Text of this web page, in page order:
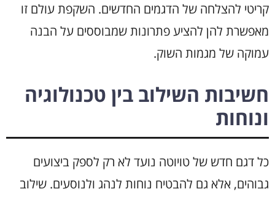
קריטי להצלחה של הדגמים החדשים. השקפת עולם זו
מאפשרת להן להציע פתרונות שמבוססים על הבנה
עמוקה של מגמות השוק.
חשיבות השילוב בין טכנולוגיה
ונוחות
כל דגם חדש של טויוטה נועד לא רק לספק ביצועים
גבוהים, אלא גם להבטיח נוחות לנהג ולנוסעים. שילוב